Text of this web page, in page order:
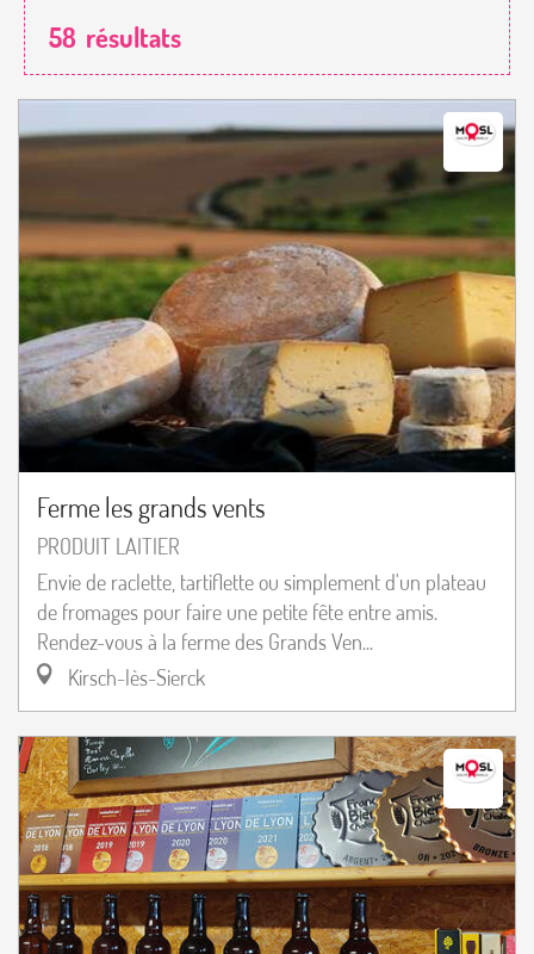
58 résultats
Ferme les grands vents
PRODUIT LAITIER
Envie de raclette, tartiflette ou simplement d'un plateau
de fromages pour faire une petite fête entre amis.
Rendez-vous à la ferme des Grands Ven...
Kirsch-lès-Sierck